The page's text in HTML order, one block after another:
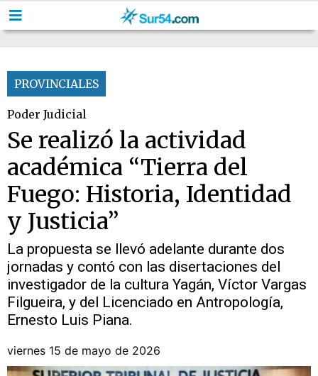
PROVINCIALES
Poder Judicial
Se realizó la actividad
académica “Tierra del
Fuego: Historia, Identidad
y Justicia”
La propuesta se llevó adelante durante dos
jornadas y contó con las disertaciones del
investigador de la cultura Yagán, Víctor Vargas
Filgueira, y del Licenciado en Antropología,
Ernesto Luis Piana.
viernes 15 de mayo de 2026